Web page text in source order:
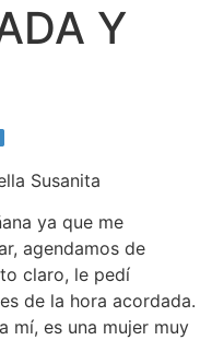
Y
Susanita
ya que me
agendamos de
claro, le pedí
de la hora acordada.
mí, es una mujer muy